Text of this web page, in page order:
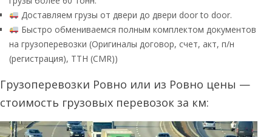
Доставляем грузы от двери до двери door to door.
Быстро обмениваемся полным комплектом документов
на грузоперевозки (Оригиналы договор, счет, акт, п/н
(регистрация), ТТН (CMR))
Грузоперевозки Ровно или из Ровно цены —
стоимость грузовых перевозок за км: